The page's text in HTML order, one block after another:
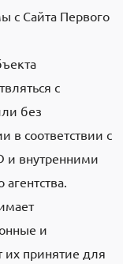
с Сайта Первого
с
без
в соответствии с
и внутренними
и
их принятие для